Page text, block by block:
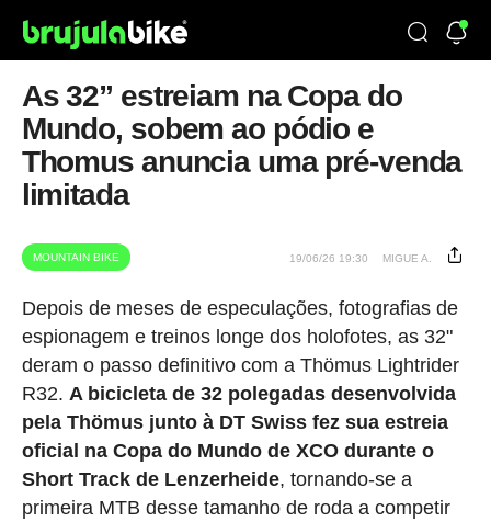
As 32” estreiam na Copa do
Mundo, sobem ao pódio e
Thomus anuncia uma pré-venda
limitada
MOUNTAIN BIKE 19/06/26 19:30 MIGUE A.
Depois de meses de especulações, fotografias de
espionagem e treinos longe dos holofotes, as 32"
deram o passo definitivo com a Thömus Lightrider
R32. A bicicleta de 32 polegadas desenvolvida
pela Thömus junto à DT Swiss fez sua estreia
oficial na Copa do Mundo de XCO durante o
Short Track de Lenzerheide, tornando-se a
primeira MTB desse tamanho de roda a competir